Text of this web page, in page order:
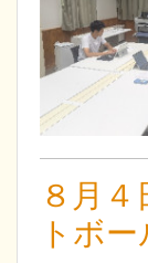
８月
トボ